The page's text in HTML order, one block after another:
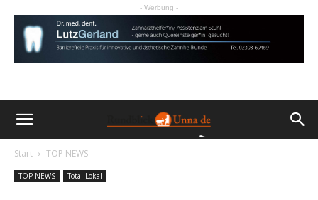
- Werbung -
Start TOP NEWS
TOP NEWS Total Lokal